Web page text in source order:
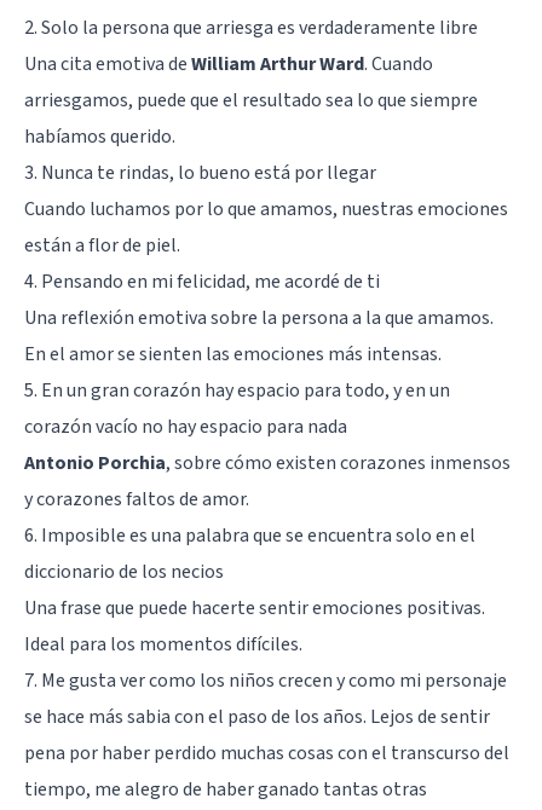
2. Solo la persona que arriesga es verdaderamente libre
Una cita emotiva deWilliam Arthur Ward. Cuando
arriesgamos, puede que el resultado sea lo que siempre
habíamos querido.
3. Nunca te rindas, lo bueno está por llegar
Cuando luchamos por lo que amamos, nuestras emociones
están a flor de piel.
4. Pensando en mi felicidad, me acordé de ti
Una reflexión emotiva sobre la persona a la que amamos.
En el amor se sienten las emociones más intensas.
5. En un gran corazón hay espacio para todo, y en un
corazón vacío no hay espacio para nada
Antonio Porchia, sobre cómo existen corazones inmensos
y corazones faltos de amor.
6. Imposible es una palabra que se encuentra solo en el
diccionario de los necios
Una frase que puede hacerte sentir emociones positivas.
Ideal para los momentos difíciles.
7. Me gusta ver como los niños crecen y como mi personaje
se hace más sabia con el paso de los años. Lejos de sentir
pena por haber perdido muchas cosas con el transcurso del
tiempo, me alegro de haber ganado tantas otras